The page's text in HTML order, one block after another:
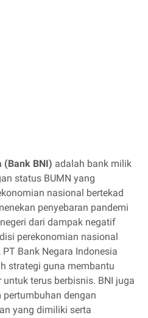
(Bank BNI) adalah bank milik
status BUMN yang
nasional bertekad
penyebaran pandemi
dari dampak negatif
perekonomian nasional
Bank Negara Indonesia
strategi guna membantu
terus berbisnis. BNI juga
dengan
yang dimiliki serta